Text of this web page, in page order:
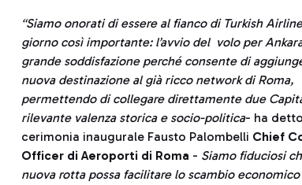
“Siamo onorati di essere al fianco di Turkish
giorno così importante: l’avvio del volo per
grande soddisfazione perché consente di
nuova destinazione al già ricco network di Roma,
permettendo di collegare direttamente due
rilevante valenza storica e socio-politica- ha
cerimonia inaugurale Fausto Palombelli Chief
Officer di Aeroporti di Roma - Siamo fiduciosi
nuova rotta possa facilitare lo scambio